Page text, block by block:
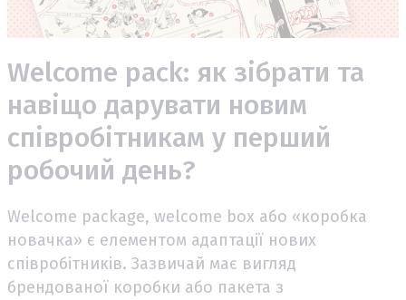
Welcome pack: як зібрати та
навіщо дарувати новим
співробітникам у перший
робочий день?
Welcome package, welcome box або «коробка
новачка» є елементом адаптації нових
співробітників. Зазвичай має вигляд
брендованої коробки або пакета з